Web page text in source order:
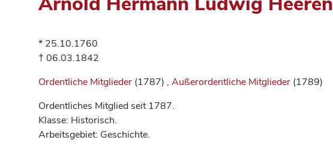
* 25.10.1760
† 06.03.1842
Ordentliche Mitglieder (1787) , Außerordentliche Mitglieder (1789)
Ordentliches Mitglied seit 1787.
Klasse: Historisch.
Arbeitsgebiet: Geschichte.